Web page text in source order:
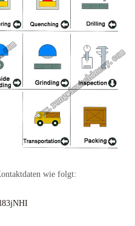
wie folgt: